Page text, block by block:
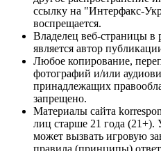
ссылку на "Интерфакс-
воспрещается.
Владелец веб-страницы в
является автор
Любое копирование,
фотографий и/или
принадлежащих
запрещено.
Материалы сайта
лиц старше 21 года (21+).
может вызвать игровую
правила (принципы)